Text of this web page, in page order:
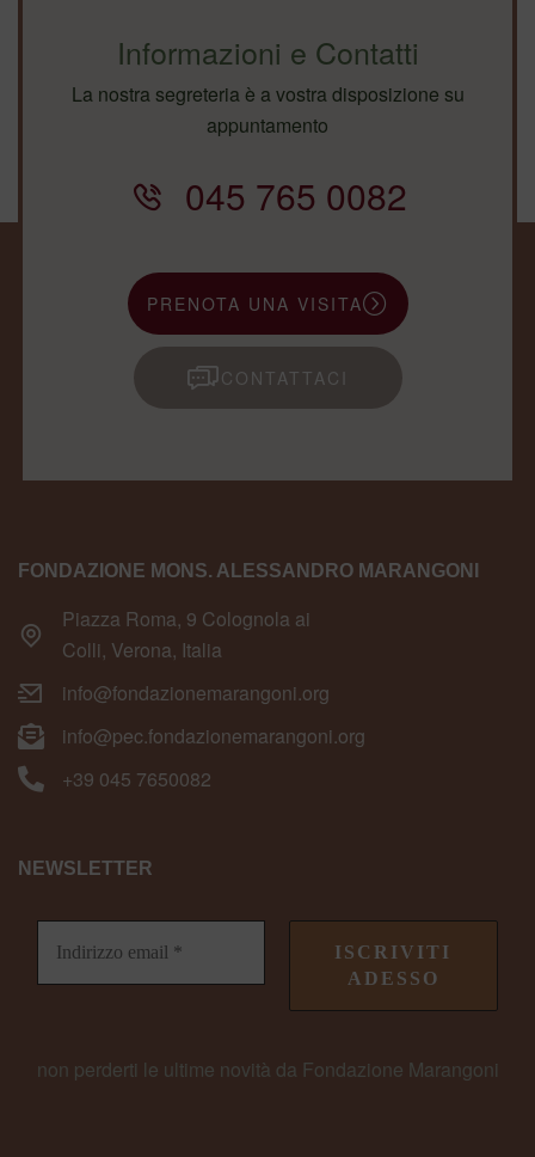
Informazioni e Contatti
La nostra segreteria è a vostra disposizione su
appuntamento
045 765 0082
PRENOTA UNA VISITA
CONTATTACI
FONDAZIONE MONS. ALESSANDRO MARANGONI
Piazza Roma, 9 Colognola ai
Colli, Verona, Italia
info@fondazionemarangoni.org
info@pec.fondazionemarangoni.org
+39 045 7650082
NEWSLETTER
non perderti le ultime novità da Fondazione Marangoni